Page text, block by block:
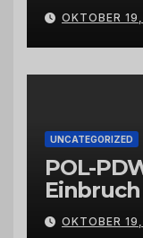
OKTOBER
UNCATEGORIZED
POL-
Wittlich
OKTOBER